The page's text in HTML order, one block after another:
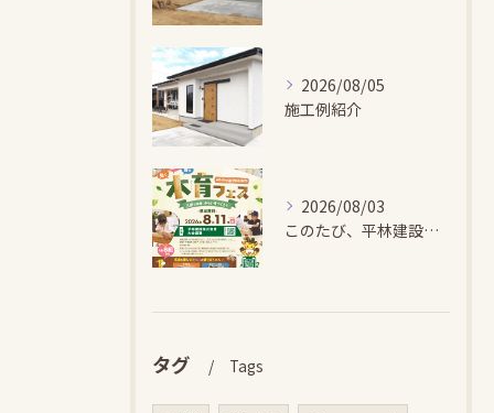
2026/08/05
施工例紹介
2026/08/03
このたび、平林建設では、お子さまが木とふれあい・木について学...
タグ Tags